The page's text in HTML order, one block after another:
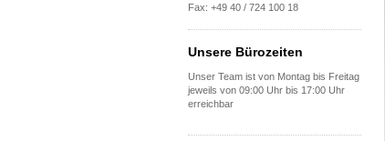
Fax: +49 40 / 724 100 18
Unsere Bürozeiten
Unser Team ist von Montag bis Freitag
jeweils von 09:00 Uhr bis 17:00 Uhr
erreichbar